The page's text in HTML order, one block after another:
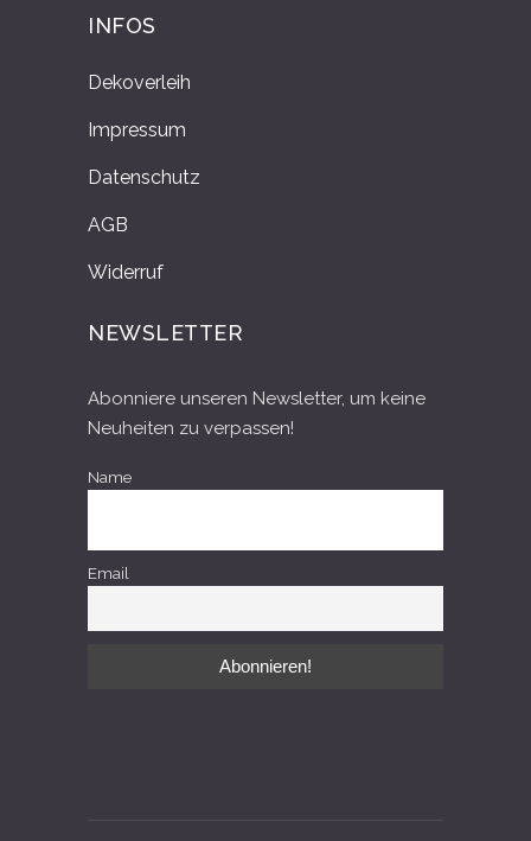
INFOS
Dekoverleih
Impressum
Datenschutz
AGB
Widerruf
NEWSLETTER
Abonniere unseren Newsletter, um keine
Neuheiten zu verpassen!
Name
Email